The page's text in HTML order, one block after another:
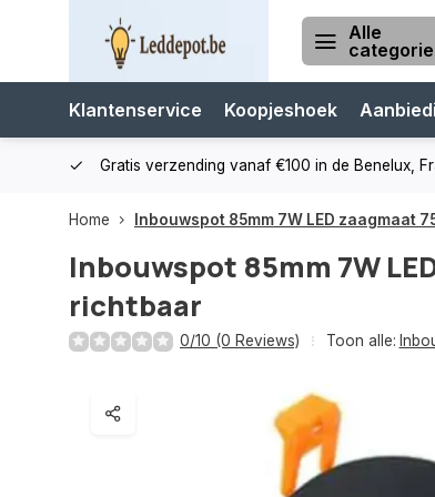
Alle
Klantenservice Koopjeshoek
Gratis verzending vanaf €100 in de Benelux,
Home Inbouwspot 85mm 7W LED zaagmaat
Inbouwspot 85mm 7W
richtbaar
0/10 (0 Reviews) Toon alle: